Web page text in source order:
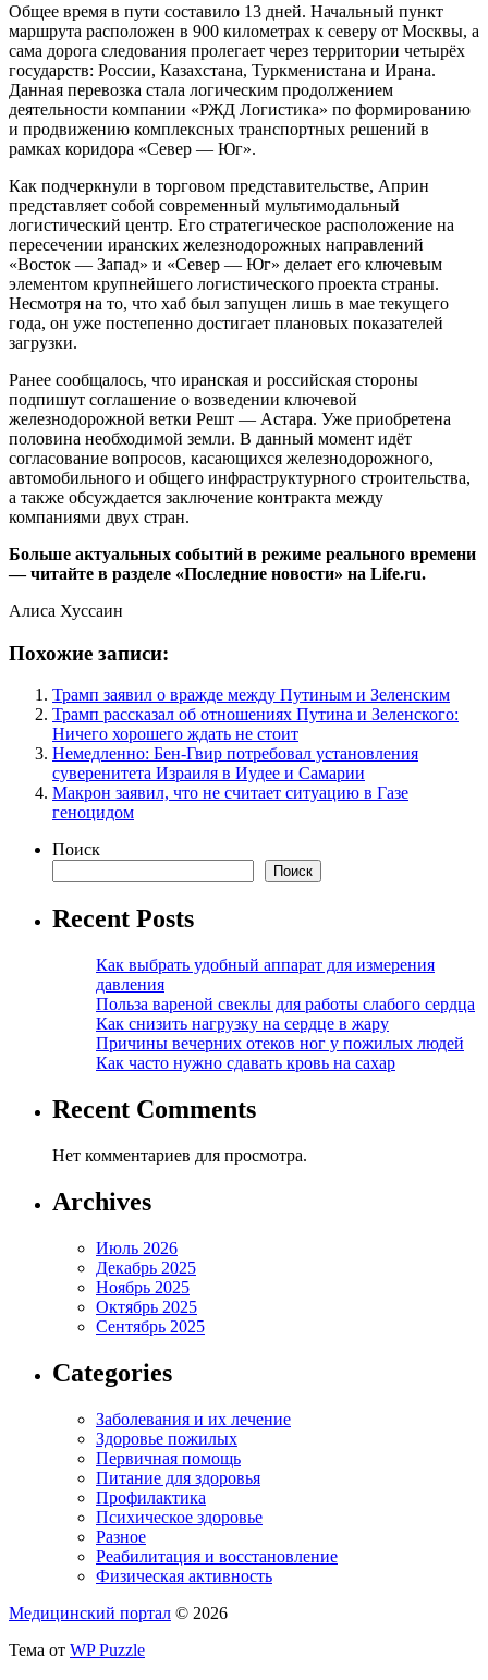
Общее время в пути составило 13 дней. Начальный пункт
маршрута расположен в 900 километрах к северу от Москвы, а
сама дорога следования пролегает через территории четырёх
государств: России, Казахстана, Туркменистана и Ирана.
Данная перевозка стала логическим продолжением
деятельности компании «РЖД Логистика» по формированию
и продвижению комплексных транспортных решений в
рамках коридора «Север — Юг».
Как подчеркнули в торговом представительстве, Априн
представляет собой современный мультимодальный
логистический центр. Его стратегическое расположение на
пересечении иранских железнодорожных направлений
«Восток — Запад» и «Север — Юг» делает его ключевым
элементом крупнейшего логистического проекта страны.
Несмотря на то, что хаб был запущен лишь в мае текущего
года, он уже постепенно достигает плановых показателей
загрузки.
Ранее сообщалось, что иранская и российская стороны
подпишут соглашение о возведении ключевой
железнодорожной ветки Решт — Астара. Уже приобретена
половина необходимой земли. В данный момент идёт
согласование вопросов, касающихся железнодорожного,
автомобильного и общего инфраструктурного строительства,
а также обсуждается заключение контракта между
компаниями двух стран.
Больше актуальных событий в режиме реального времени
— читайте в разделе «Последние новости» на Life.ru.
Алиса Хуссаин
Похожие записи:
Трамп заявил о вражде между Путиным и Зеленским
Трамп рассказал об отношениях Путина и Зеленского:
Ничего хорошего ждать не стоит
Немедленно: Бен-Гвир потребовал установления
суверенитета Израиля в Иудее и Самарии
Макрон заявил, что не считает ситуацию в Газе
геноцидом
Поиск
Поиск
Recent Posts
Как выбрать удобный аппарат для измерения
давления
Польза вареной свеклы для работы слабого сердца
Как снизить нагрузку на сердце в жару
Причины вечерних отеков ног у пожилых людей
Как часто нужно сдавать кровь на сахар
Recent Comments
Нет комментариев для просмотра.
Archives
Июль 2026
Декабрь 2025
Ноябрь 2025
Октябрь 2025
Сентябрь 2025
Categories
Заболевания и их лечение
Здоровье пожилых
Первичная помощь
Питание для здоровья
Профилактика
Психическое здоровье
Разное
Реабилитация и восстановление
Физическая активность
Медицинский портал © 2026
Тема от WP Puzzle